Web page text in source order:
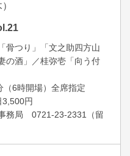
骨つり」「文之助四方山
の酒」／桂弥壱「向う付
（6時開場）全席指定
円
務局 0721-23-2331（留